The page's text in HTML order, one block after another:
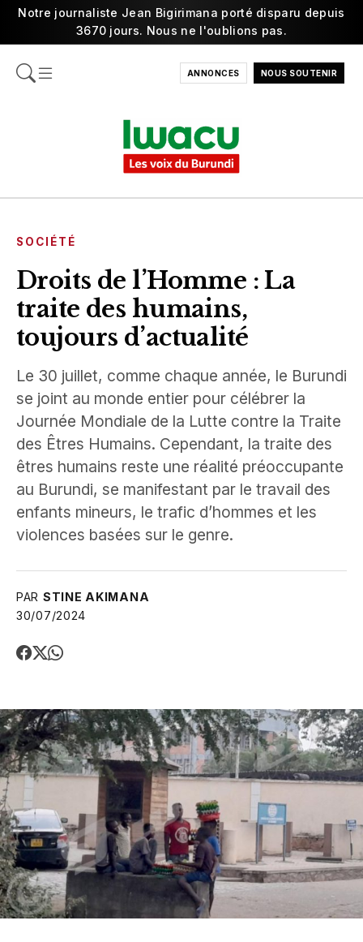
Notre journaliste Jean Bigirimana porté disparu depuis
3670 jours. Nous ne l'oublions pas.
ANNONCES NOUS SOUTENIR
SOCIÉTÉ
Droits de l’Homme : La
traite des humains,
toujours d’actualité
Le 30 juillet, comme chaque année, le Burundi
se joint au monde entier pour célébrer la
Journée Mondiale de la Lutte contre la Traite
des Êtres Humains. Cependant, la traite des
êtres humains reste une réalité préoccupante
au Burundi, se manifestant par le travail des
enfants mineurs, le trafic d’hommes et les
violences basées sur le genre.
PAR STINE AKIMANA
30/07/2024